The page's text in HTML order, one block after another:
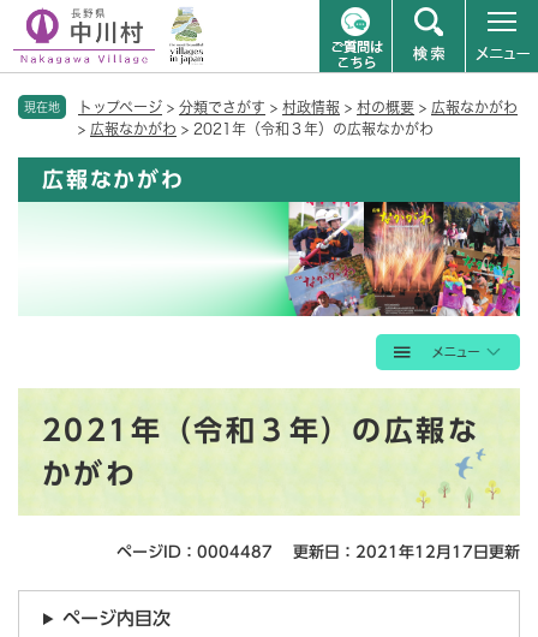
現在地 トップページ > 分類でさがす > 村政情報 > 村の概要 > 広報なかがわ
> 広報なかがわ > 2021年（令和３年）の広報なかがわ
広報なかがわ
2021年（令和３年）の広報な
かがわ
ページID：0004487 更新日：2021年12月17日更新
ページ内目次